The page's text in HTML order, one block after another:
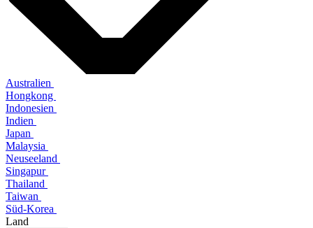
Australien
Hongkong
Indonesien
Indien
Japan
Malaysia
Neuseeland
Singapur
Thailand
Taiwan
Süd-Korea
Land